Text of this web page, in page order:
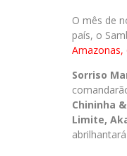
O mês de
país, o
Amazonas,
Sorriso
Chininha
Limite,